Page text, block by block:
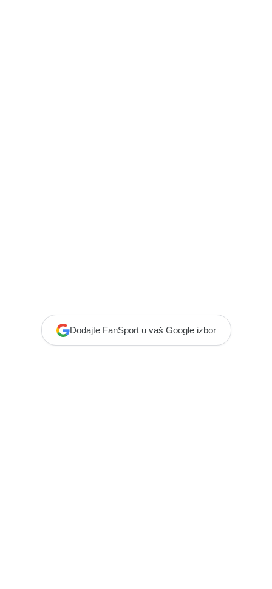
Dodajte FanSport u vaš Google izbor